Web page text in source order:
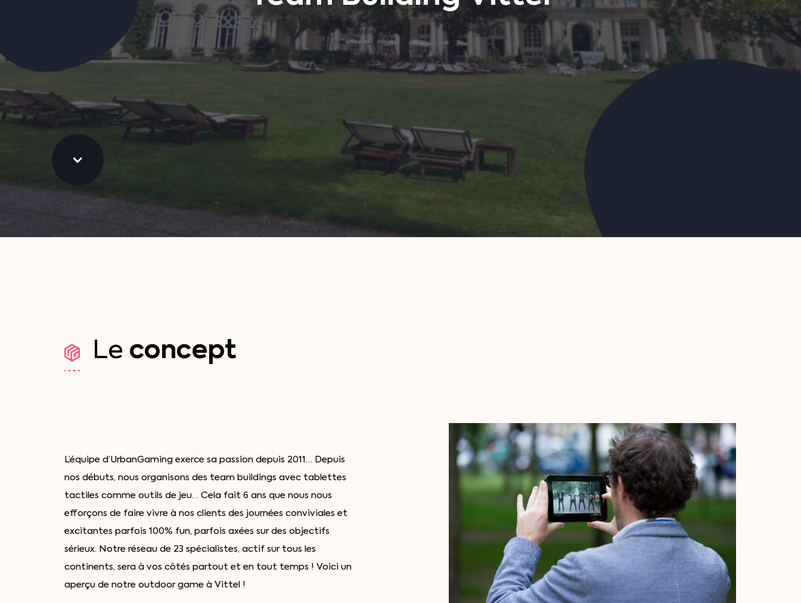
Le concept
L’équipe d’UrbanGaming exerce sa passion depuis 2011… Depuis
nos débuts, nous organisons des team buildings avec tablettes
tactiles comme outils de jeu… Cela fait 6 ans que nous nous
efforçons de faire vivre à nos clients des journées conviviales et
excitantes parfois 100% fun, parfois axées sur des objectifs
sérieux. Notre réseau de 23 spécialistes, actif sur tous les
continents, sera à vos côtés partout et en tout temps ! Voici un
aperçu de notre outdoor game à Vittel !